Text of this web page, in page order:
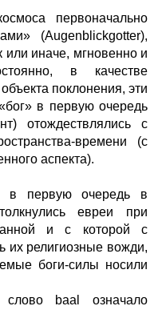
первоначально
(Augenblickgotter),
или иначе, мгновенно и
в качестве
поклонения, эти
в первую очередь
отождествлялись с
времени (с
аспекта).
в первую очередь в
евреи при
и с которой с
их религиозные вожди,
боги-силы носили
слово baal означало